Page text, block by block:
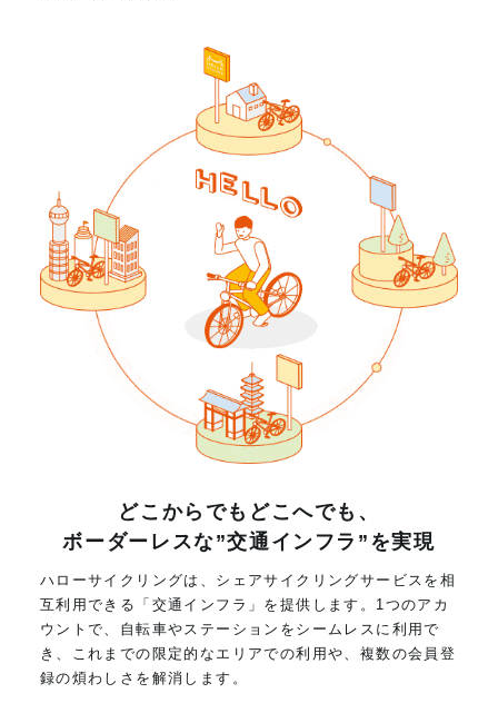
どこからでもどこへでも、
ボーダーレスな”交通インフラ”を実現
ハローサイクリングは、シェアサイクリングサービスを相
互利用できる「交通インフラ」を提供します。1つのアカ
ウントで、自転車やステーションをシームレスに利用で
き、これまでの限定的なエリアでの利用や、複数の会員登
録の煩わしさを解消します。